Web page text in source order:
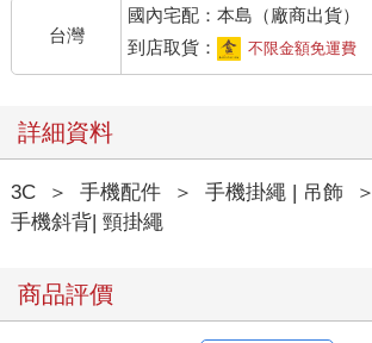
台灣
國內宅配：本島（廠商出貨）
到店取貨：
不限金額免運費
詳細資料
3C ＞ 手機配件 ＞ 手機掛繩 | 吊飾
＞
手機斜背| 頸掛繩
商品評價